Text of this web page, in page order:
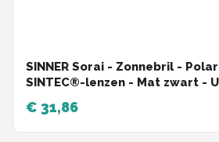
SINNER Sorai - Zonnebril -
SINTEC®-lenzen - Mat zwart -
€ 31,86